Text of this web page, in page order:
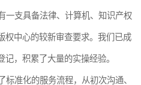
一支具备法律、计算机、知识产权
权中心的较新审查要求。我们已成
，积累了大量的实操经验。
标准化的服务流程，从初次沟通、